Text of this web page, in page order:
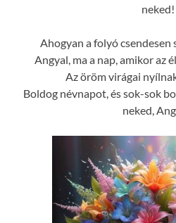
neked!
Ahogyan a folyó csendesen
Angyal, ma a nap, amikor az
Az öröm virágai
Boldog névnapot, és sok-sok
neked,